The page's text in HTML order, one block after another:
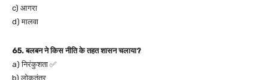
c) आगरा
d) मालवा
65. बलबन ने किस नीति के तहत शासन चलाया?
a) निरंकुशता ✅
b) लोकतंत्र